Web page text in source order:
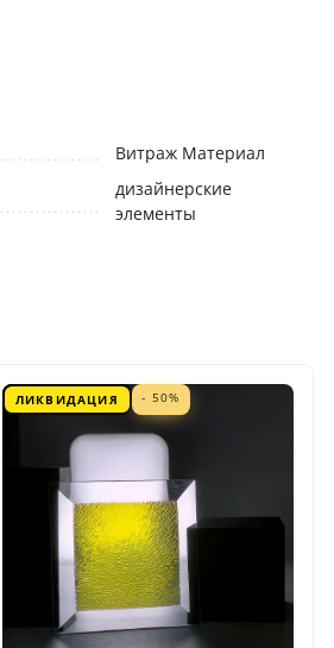
Витраж Материал
дизайнерские
элементы
ЛИКВИДАЦИЯ - 50%